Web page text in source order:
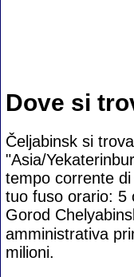
Dove si
Čeljabinsk si
"Asia/
tempo corrente
tuo fuso orario: 5
Gorod
amministrativa
milioni.